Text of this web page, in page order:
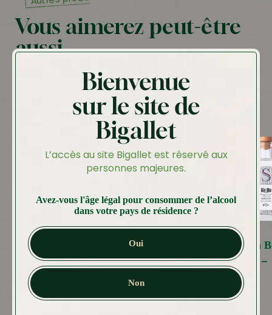
Bienvenue
sur le site de
Bigallet
L’accès au site Bigallet est réservé aux
personnes majeures.
Avez-vous l'âge légal pour consommer de l’alcool
dans votre pays de résidence ?
Oui
Non
Vous aimerez peut-être
aussi…
Eau de vie de
Framboise
Plage
prix :
Gin
39.70 –